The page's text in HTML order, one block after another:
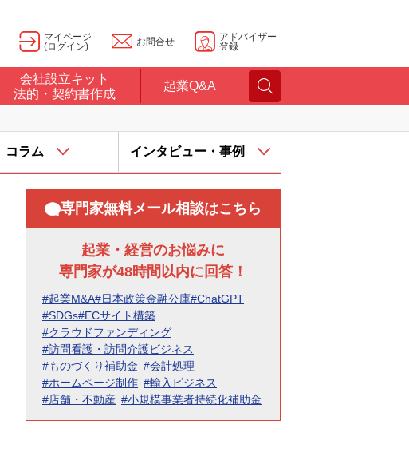
マイページ
(ログイン)
お問合せ
アドバイザー
登録
会社設立キット
法的・契約書作成
起業Q&A
コラム インタビュー・事例
専門家無料メール相談はこちら
起業・経営のお悩みに
専門家が48時間以内に回答！
#起業M&A#日本政策金融公庫#ChatGPT
#SDGs#ECサイト構築
#クラウドファンディング
#訪問看護・訪問介護ビジネス
#ものづくり補助金 #会計処理
#ホームページ制作 #輸入ビジネス
#店舗・不動産 #小規模事業者持続化補助金